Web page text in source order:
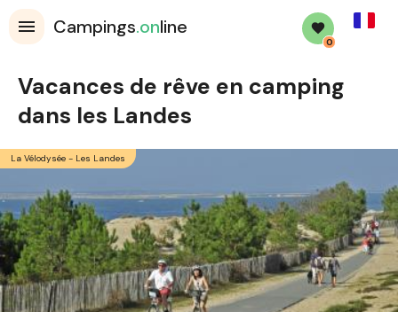
Campings.online
0
Vacances de rêve en camping
dans les Landes
La Vélodysée - Les Landes